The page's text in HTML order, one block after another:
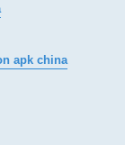
apk china